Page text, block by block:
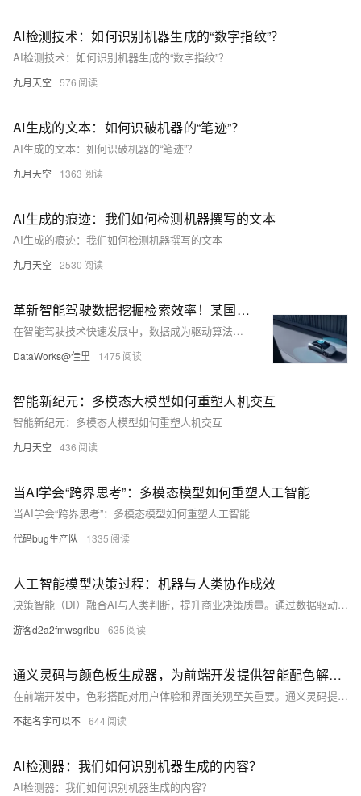
AI检测技术：如何识别机器生成的“数字指纹”？
AI检测技术：如何识别机器生成的“数字指纹”？
九月天空 576
AI生成的文本：如何识破机器的“笔迹”？
AI生成的文本：如何识破机器的“笔迹”？
九月天空 1363
AI生成的痕迹：我们如何检测机器撰写的文本
AI生成的痕迹：我们如何检测机器撰写的文本
九月天空 2530
革新智能驾驶数据挖掘检索效率！某国内新能源汽车未来出行领导者选择阿里云Milvus构建多模态检索引擎
在智能驾驶技术快速发展中，数据成为驱动算法进步的核心。某新能源汽车领军企业基于阿里云Milvus向量数据库构建智能驾驶数据挖掘平台，利用其高性能、可扩展的相似性检索服务，解决了大规模向量数据检索瓶颈问题，显著降低20%以上成本，缩短模型迭代周期，实现从数据采集到场景挖掘的智能化闭环，加速智能驾驶落地应用。
DataWorks@佳里 1475
智能新纪元：多模态大模型如何重塑人机交互
智能新纪元：多模态大模型如何重塑人机交互
九月天空 436
当AI学会“跨界思考”：多模态模型如何重塑人工智能
当AI学会“跨界思考”：多模态模型如何重塑人工智能
代码bug生产队 1335
人工智能模型决策过程：机器与人类协作成效
决策智能（DI）融合AI与人类判断，提升商业决策质量。通过数据驱动的预测与建议，结合人机协作，实现更高效、精准的业务成果，推动企业迈向数据文化新阶段。（238字）
游客d2a2fmwsgrlbu 635
通义灵码与颜色板生成器，为前端开发提供智能配色解决方案
在前端开发中，色彩搭配对用户体验和界面美观至关重要。通义灵码提供的颜色板生成器通过自动推荐配色方案、随机生成颜色组合及支持自定义调整，帮助开发者高效完成配色任务。该工具支持一键导出为 CSS 样式表，并提供简洁的中文指令交互方式，大大提升开发效率，助力开发者打造美观和谐的用户界面。
不起名字可以不 644
AI检测器：我们如何识别机器生成的内容？
AI检测器：我们如何识别机器生成的内容？